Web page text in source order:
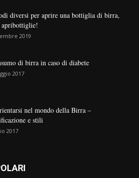
diversi per aprire una bottiglia di birra,
apribottiglie!
2019
di birra in caso di diabete
2017
nel mondo della Birra –
e stili
2017